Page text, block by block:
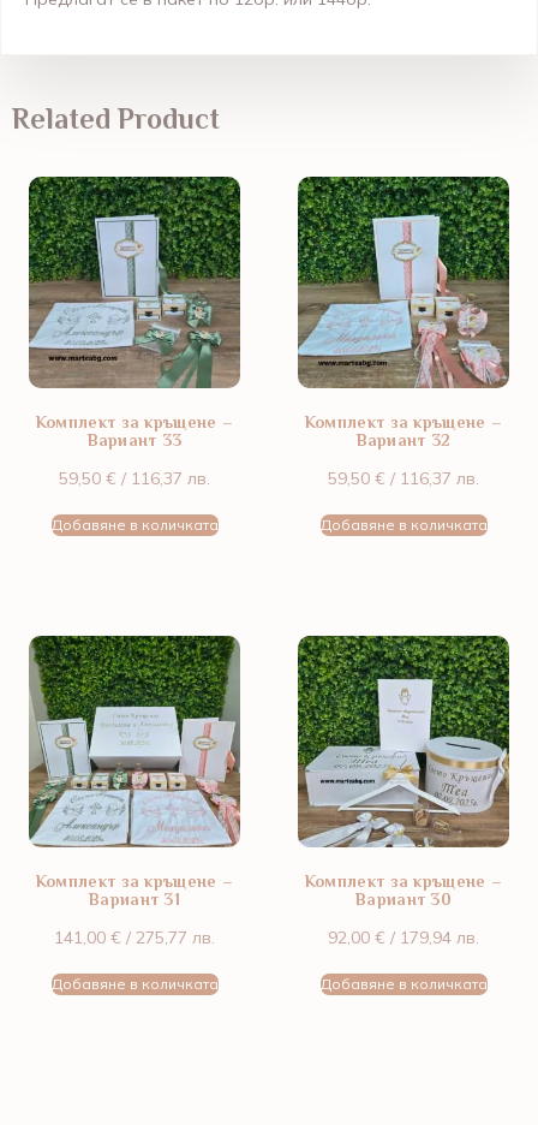
Related Product
Комплект за кръщене –
Вариант 33
59,50 € / 116,37 лв.
Добавяне в количката
Комплект за кръщене –
Вариант 32
59,50 € / 116,37 лв.
Добавяне в количката
Комплект за кръщене –
Вариант 31
141,00 € / 275,77 лв.
Добавяне в количката
Комплект за кръщене –
Вариант 30
92,00 € / 179,94 лв.
Добавяне в количката